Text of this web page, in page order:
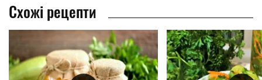
Схожі рецепти